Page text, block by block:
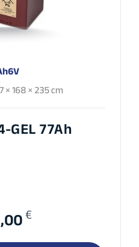
6V
× 168 × 235 cm
GEL 77Ah
€